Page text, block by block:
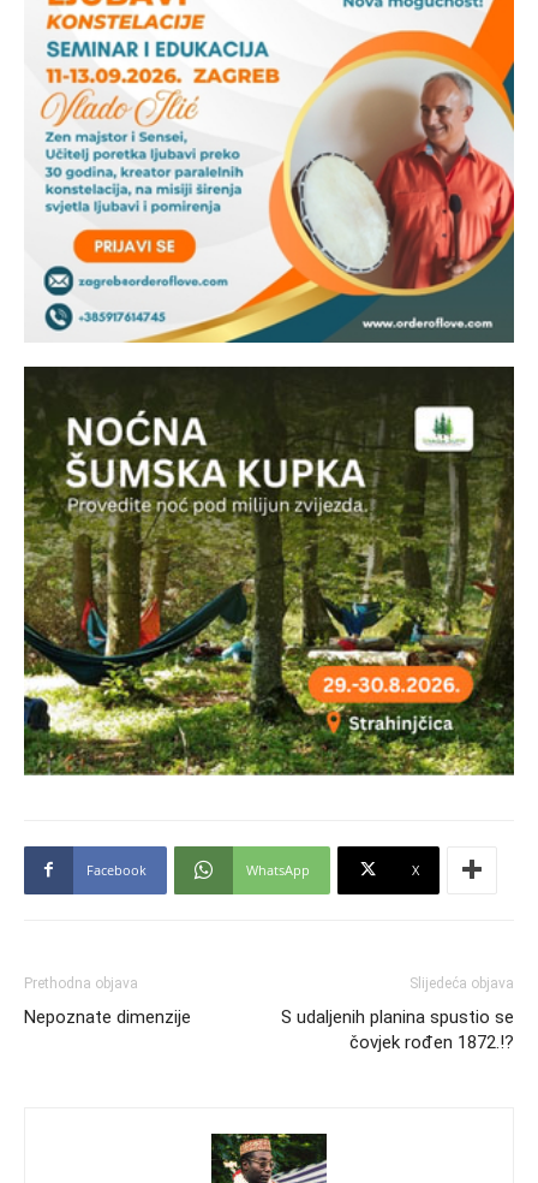
Facebook WhatsApp X
Prethodna objava
Nepoznate dimenzije
Slijedeća objava
S udaljenih planina spustio se
čovjek rođen 1872.!?